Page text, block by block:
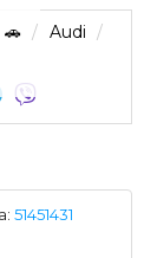
Audi
51451431